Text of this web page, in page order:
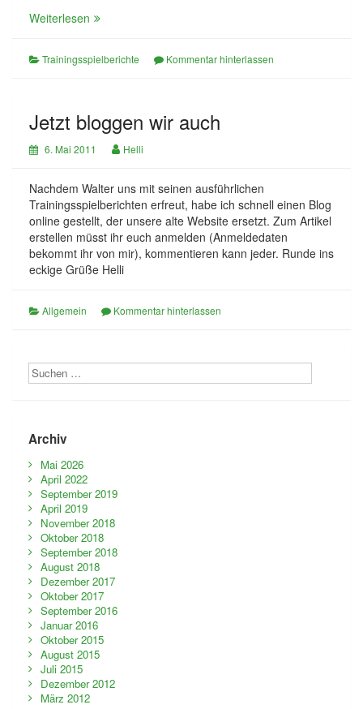
Weiterlesen Training
Trainingsspielberichte Kommentar hinterlassen
Jetzt bloggen wir auch
6. Mai 2011 Helli
Nachdem Walter uns mit seinen ausführlichen
Trainingsspielberichten erfreut, habe ich schnell einen Blog
online gestellt, der unsere alte Website ersetzt. Zum Artikel
erstellen müsst ihr euch anmelden (Anmeldedaten
bekommt ihr von mir), kommentieren kann jeder. Runde ins
eckige Grüße Helli
Allgemein Kommentar hinterlassen
Archiv
Mai 2026
April 2022
September 2019
April 2019
November 2018
Oktober 2018
September 2018
August 2018
Dezember 2017
Oktober 2017
September 2016
Januar 2016
Oktober 2015
August 2015
Juli 2015
Dezember 2012
März 2012